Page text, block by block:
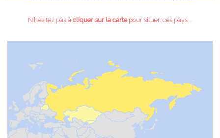
N’hésitez pas à cliquer sur la cartepour situer. ces pays …